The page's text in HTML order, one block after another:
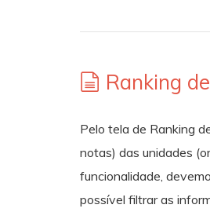
Ranking
Pelo tela de Ranking
notas) das unidades
funcionalidade,
possível filtrar as